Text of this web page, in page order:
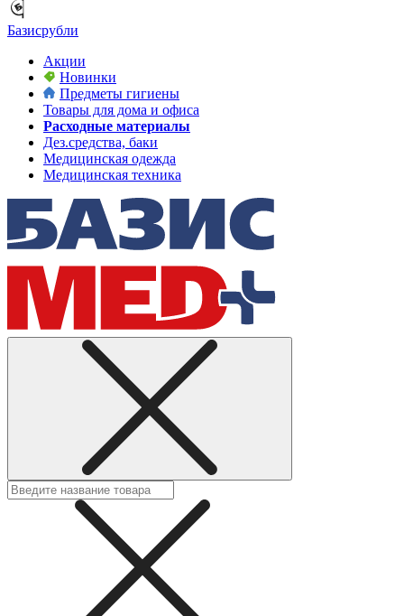
Базисрубли
Акции
Новинки
Предметы гигиены
Товары для дома и офиса
Расходные материалы
Дез.средства, баки
Медицинская одежда
Медицинская техника